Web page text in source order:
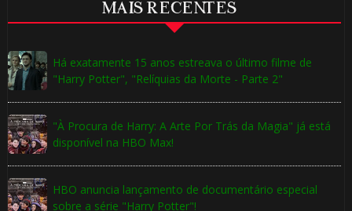
MAIS RECENTES
Há exatamente 15 anos estreava o último filme de
"Harry Potter", "Relíquias da Morte - Parte 2"
"À Procura de Harry: A Arte Por Trás da Magia" já está
disponível na HBO Max!
HBO anuncia lançamento de documentário especial
sobre a série "Harry Potter"!